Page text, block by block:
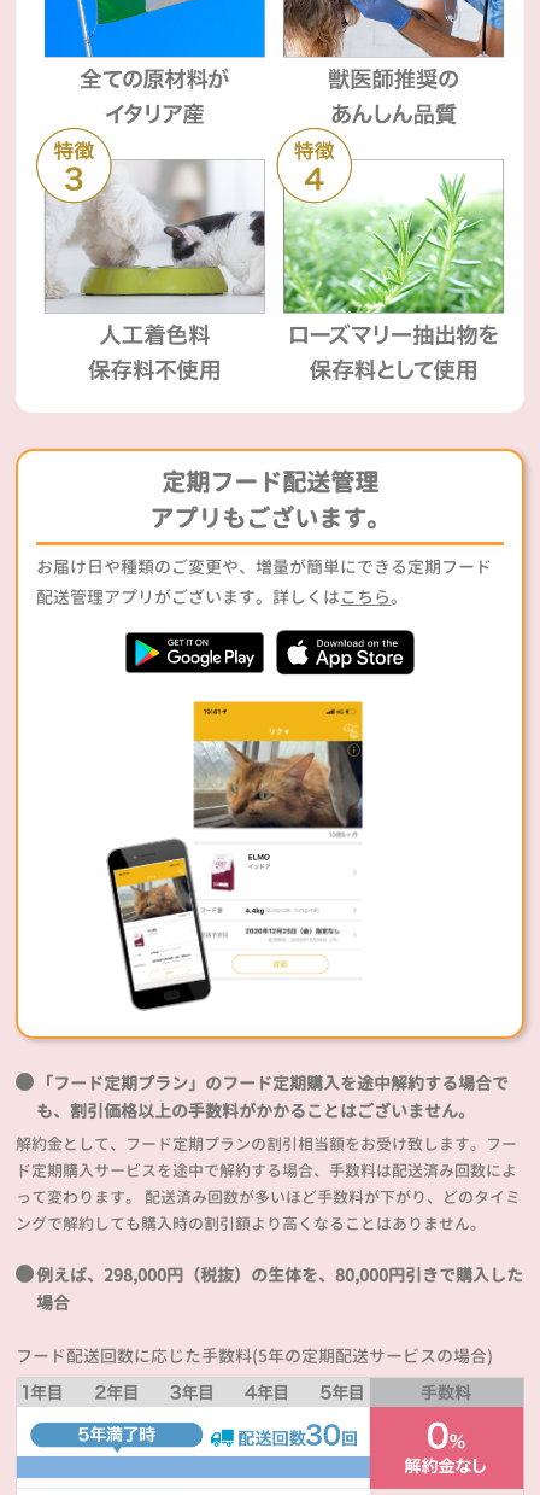
定期フード配送管理
アプリもございます。
お届け日や種類のご変更や、増量が簡単にできる定期フード
配送管理アプリがございます。詳しくはこちら。
「フード定期プラン」のフード定期購入を途中解約する場合で
も、割引価格以上の手数料がかかることはございません。
解約金として、フード定期プランの割引相当額をお受け致します。フー
ド定期購入サービスを途中で解約する場合、手数料は配送済み回数によ
って変わります。 配送済み回数が多いほど手数料が下がり、どのタイミ
ングで解約しても購入時の割引額より高くなることはありません。
例えば、298,000円（税抜）の生体を、80,000円引きで購入した
場合
フード配送回数に応じた手数料(5年の定期配送サービスの場合)